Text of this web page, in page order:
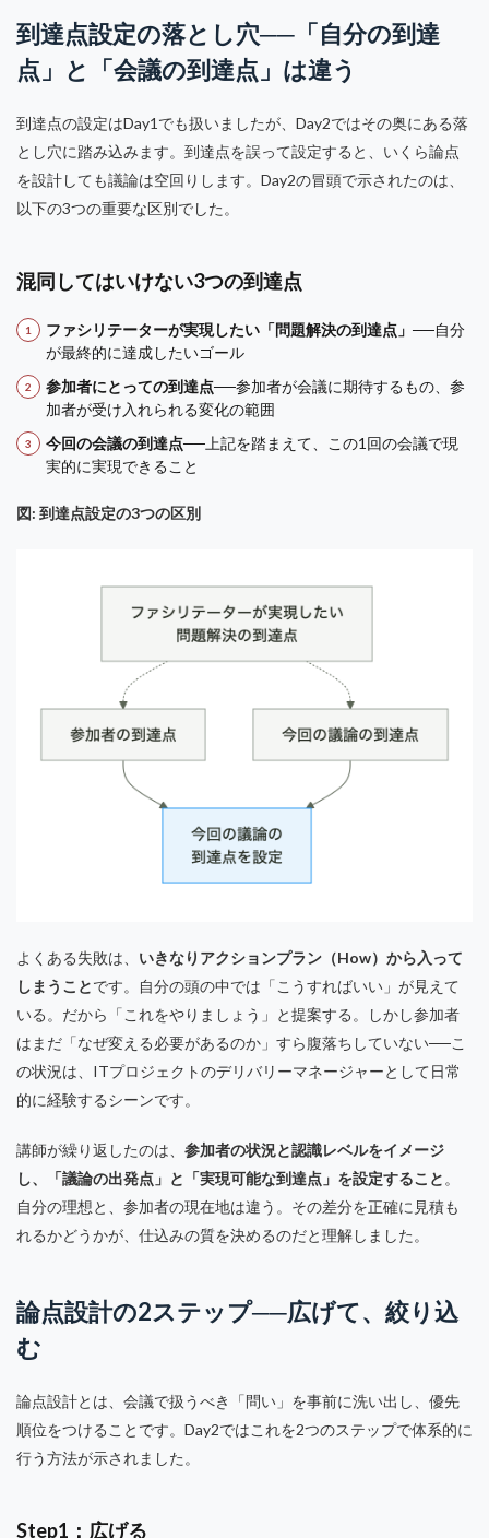
到達点設定の落とし穴──「自分の到達
点」と「会議の到達点」は違う
到達点の設定はDay1でも扱いましたが、Day2ではその奥にある落
とし穴に踏み込みます。到達点を誤って設定すると、いくら論点
を設計しても議論は空回りします。Day2の冒頭で示されたのは、
以下の3つの重要な区別でした。
混同してはいけない3つの到達点
ファシリテーターが実現したい「問題解決の到達点」 ──自分
が最終的に達成したいゴール
参加者にとっての到達点──参加者が会議に期待するもの、参
加者が受け入れられる変化の範囲
今回の会議の到達点──上記を踏まえて、この1回の会議で現
実的に実現できること
図: 到達点設定の3つの区別
よくある失敗は、 いきなりアクションプラン（How）から入って
しまうことです。自分の頭の中では「こうすればいい」が見えて
いる。だから「これをやりましょう」と提案する。しかし参加者
はまだ「なぜ変える必要があるのか」すら腹落ちしていない──こ
の状況は、ITプロジェクトのデリバリーマネージャーとして日常
的に経験するシーンです。
講師が繰り返したのは、 参加者の状況と認識レベルをイメージ
し、「議論の出発点」と「実現可能な到達点」を設定すること 。
自分の理想と、参加者の現在地は違う。その差分を正確に見積も
れるかどうかが、仕込みの質を決めるのだと理解しました。
論点設計の2ステップ──広げて、絞り込
む
論点設計とは、会議で扱うべき「問い」を事前に洗い出し、優先
順位をつけることです。Day2ではこれを2つのステップで体系的に
行う方法が示されました。
Step1：広げる